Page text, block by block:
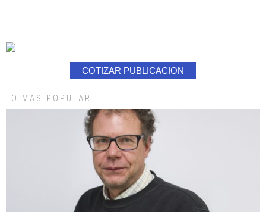
COTIZAR PUBLICACION
LO MAS POPULAR